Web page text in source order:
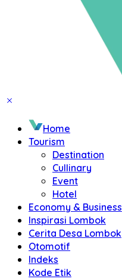
Home
Tourism
Destination
Cullinary
Event
Hotel
Economy & Business
Inspirasi Lombok
Cerita Desa Lombok
Otomotif
Indeks
Kode Etik